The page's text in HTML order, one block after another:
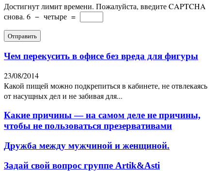
Достигнут лимит времени. Пожалуйста, введите CAPTCHA
снова. 6 − четыре =
Чем перекусить в офисе без вреда для фигуры
23/08/2014
Какой пищей можно подкрепиться в кабинете, не отвлекаясь
от насущных дел и не забивая для...
Какие причины — на самом деле не причины,
чтобы не пользоваться презервативами
Дружба между мужчиной и женщиной.
Задай свой вопрос группе Artik&Asti